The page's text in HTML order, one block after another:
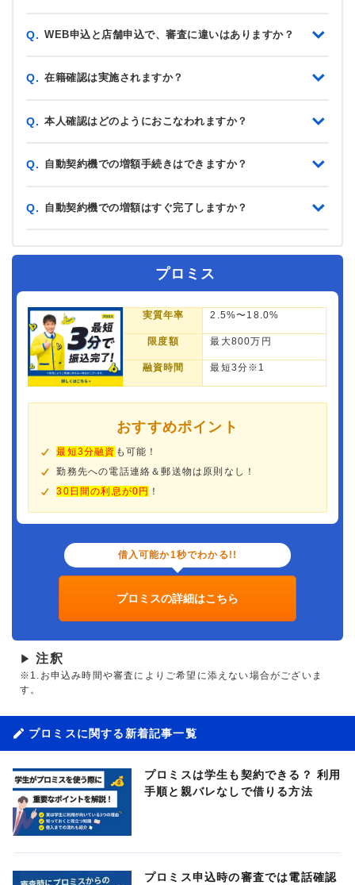
Q. WEB申込と店舗申込で、審査に違いはありますか？
Q. 在籍確認は実施されますか？
Q. 本人確認はどのようにおこなわれますか？
Q. 自動契約機での増額手続きはできますか？
Q. 自動契約機での増額はすぐ完了しますか？
プロミス
実質年率 2.5%〜18.0%
限度額 最大800万円
融資時間 最短3分※1
おすすめポイント
最短3分融資 も可能！
勤務先への電話連絡＆郵送物は原則なし！
30日間の利息が0円 ！
借入可能か1秒でわかる!!
プロミスの詳細はこちら
▶ 注釈
※1.お申込み時間や審査によりご希望に添えない場合がございま
す。
プロミスに関する新着記事一覧
プロミスは学生も契約できる？ 利用
手順と親バレなしで借りる方法
プロミス申込時の審査では電話確認